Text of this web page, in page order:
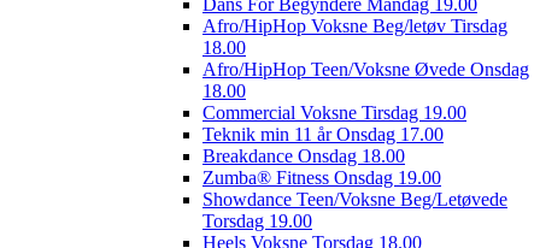
Afro/HipHop Voksne Beg/letøv Tirsdag
18.00
Afro/HipHop Teen/Voksne Øvede Onsdag
18.00
Commercial Voksne Tirsdag 19.00
Teknik min 11 år Onsdag 17.00
Breakdance Onsdag 18.00
Zumba® Fitness Onsdag 19.00
Showdance Teen/Voksne Beg/Letøvede
Torsdag 19.00
Heels Voksne Torsdag 18.00